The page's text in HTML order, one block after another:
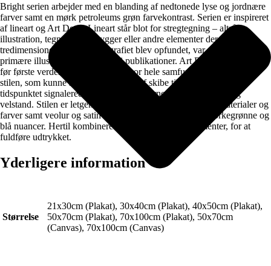
Bright serien arbejder med en blanding af nedtonede lyse og jordnære
farver samt en mørk petroleums grøn farvekontrast. Serien er inspireret
af lineart og Art Deco. Lineart står blot for stregtegning – altså en
illustration, tegnet uden skygger eller andre elementer der skaber et
tredimensionelt rum, før fotografiet blev opfundet, var dette den
primære illustrationsform brugt i publikationer. Art Deco stilen startede
før første verdenskrig i frankrig, hvor hele samfundet var påvirket af
stilen, som kunne ses i alt fra design af skibe til møbler og tøj. På
tidspunktet signalerede stilen også moderne luksus, overflod og
velstand. Stilen er letgenkendelig da den fx benytter guld materialer og
farver samt veolur og satin textiler, derne i petroleums mørkegrønne og
blå nuancer. Hertil kombineres nogle fine og lyse elementer, for at
fuldføre udtrykket.
Yderligere information
Størrelse
21x30cm (Plakat), 30x40cm (Plakat), 40x50cm (Plakat),
50x70cm (Plakat), 70x100cm (Plakat), 50x70cm
(Canvas), 70x100cm (Canvas)